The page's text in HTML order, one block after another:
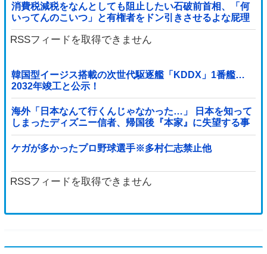
消費税減税をなんとしても阻止したい石破前首相、「何
いってんのこいつ」と有権者をドン引きさせるよな屁理
屈を……
RSSフィードを取得できません
韓国型イージス搭載の次世代駆逐艦「KDDX」1番艦…
2032年竣工と公示！
海外「日本なんて行くんじゃなかった…」 日本を知って
しまったディズニー信者、帰国後『本家』に失望する事
態に
ケガが多かったプロ野球選手※多村仁志禁止他
RSSフィードを取得できません